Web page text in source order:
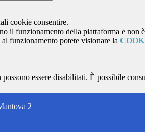
cookie consentire.
il funzionamento della piattaforma e non
funzionamento potete visionare la
essere disabilitati. È possibile
2